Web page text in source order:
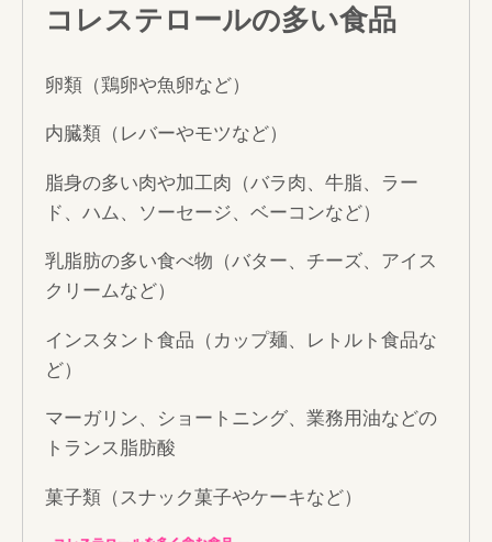
コレステロールの多い食品
卵類（鶏卵や魚卵など）
内臓類（レバーやモツなど）
脂身の多い肉や加工肉（バラ肉、牛脂、ラー
ド、ハム、ソーセージ、ベーコンなど）
乳脂肪の多い食べ物（バター、チーズ、アイス
クリームなど）
インスタント食品（カップ麺、レトルト食品な
ど）
マーガリン、ショートニング、業務用油などの
トランス脂肪酸
菓子類（スナック菓子やケーキなど）